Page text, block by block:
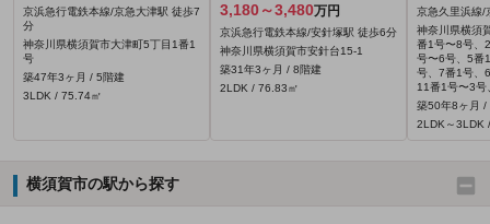
京浜急行電鉄本線/京急大津駅 徒歩7
分
神奈川県横須賀市大津町5丁目1番1
号
築47年3ヶ月 / 5階建
3LDK / 75.74㎡
3,180～3,480万円
京浜急行電鉄本線/安針塚駅 徒歩6分
神奈川県横須賀市安針台15-1
築31年3ヶ月 / 8階建
2LDK / 76.83㎡
京急久里浜線/
神奈川県横須
番1号〜8号、
号〜6号、5番
号、7番1号、
11番1号〜3号
築50年8ヶ月 /
2LDK～3LDK
横須賀市の駅から探す